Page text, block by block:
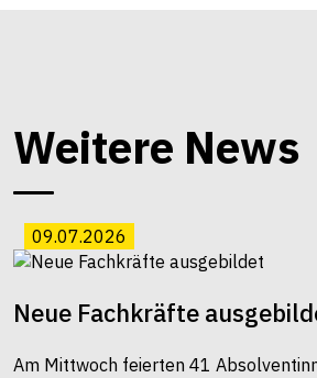
Weitere News
09.07.2026
Neue Fachkräfte
Am Mittwoch feierten 41